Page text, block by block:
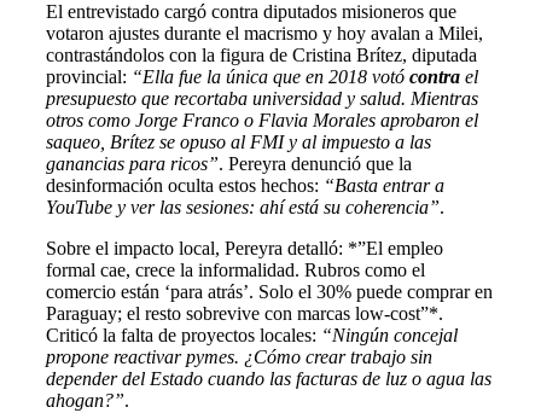
El entrevistado cargó contra diputados misioneros que
votaron ajustes durante el macrismo y hoy avalan a Milei,
contrastándolos con la figura de Cristina Brítez, diputada
provincial: “Ella fue la única que en 2018 votó contra el
presupuesto que recortaba universidad y salud. Mientras
otros como Jorge Franco o Flavia Morales aprobaron el
saqueo, Brítez se opuso al FMI y al impuesto a las
ganancias para ricos”. Pereyra denunció que la
desinformación oculta estos hechos: “Basta entrar a
YouTube y ver las sesiones: ahí está su coherencia”.
Sobre el impacto local, Pereyra detalló: *”El empleo
formal cae, crece la informalidad. Rubros como el
comercio están ‘para atrás’. Solo el 30% puede comprar en
Paraguay; el resto sobrevive con marcas low-cost”*.
Criticó la falta de proyectos locales: “Ningún concejal
propone reactivar pymes. ¿Cómo crear trabajo sin
depender del Estado cuando las facturas de luz o agua las
ahogan?”.